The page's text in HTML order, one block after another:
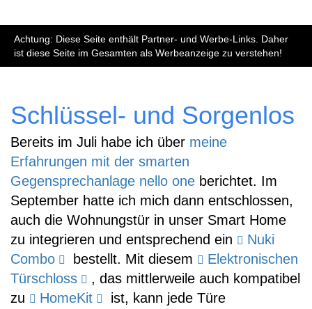
Achtung: Diese Seite enthält Partner- und Werbe-Links. Daher
ist diese Seite im Gesamten als Werbeanzeige zu verstehen!
Schlüssel- und Sorgenlos
Bereits im Juli habe ich über meine
Erfahrungen mit der smarten
Gegensprechanlage nello one berichtet. Im
September hatte ich mich dann entschlossen,
auch die Wohnungstür in unser Smart Home
zu integrieren und entsprechend ein
Nuki
Combo
bestellt. Mit diesem
Elektronischen
Türschloss
, das mittlerweile auch kompatibel
zu
HomeKit
ist, kann jede Türe